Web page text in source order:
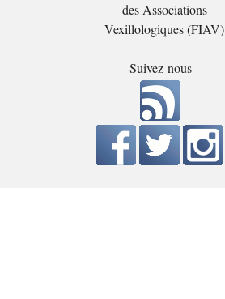
des Associations
Vexillologiques (FIAV)
Suivez-nous